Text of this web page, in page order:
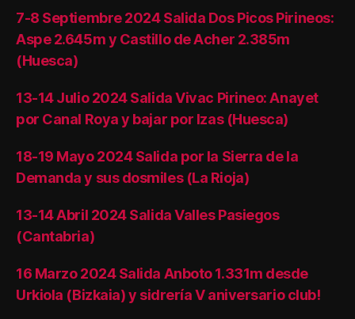
7-8 Septiembre 2024 Salida Dos Picos Pirineos:
Aspe 2.645m y Castillo de Acher 2.385m
(Huesca)
13-14 Julio 2024 Salida Vivac Pirineo: Anayet
por Canal Roya y bajar por Izas (Huesca)
18-19 Mayo 2024 Salida por la Sierra de la
Demanda y sus dosmiles (La Rioja)
13-14 Abril 2024 Salida Valles Pasiegos
(Cantabria)
16 Marzo 2024 Salida Anboto 1.331m desde
Urkiola (Bizkaia) y sidrería V aniversario club!